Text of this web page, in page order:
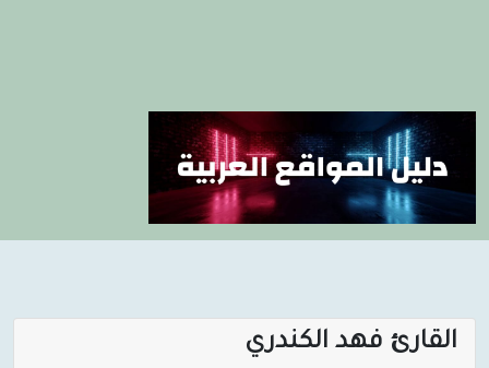
القارئ فهد الكندري